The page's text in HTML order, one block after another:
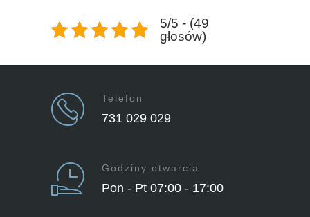
5/5 - (49
głosów)
Telefon
731 029 029
Godziny otwarcia
Pon - Pt 07:00 - 17:00